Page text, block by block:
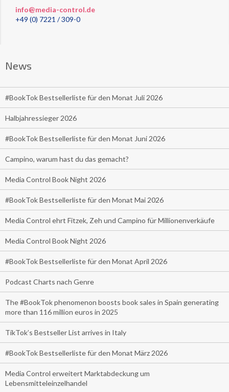
info@media-control.de
+49 (0) 7221 / 309-0
News
#BookTok Bestsellerliste für den Monat Juli 2026
Halbjahressieger 2026
#BookTok Bestsellerliste für den Monat Juni 2026
Campino, warum hast du das gemacht?
Media Control Book Night 2026
#BookTok Bestsellerliste für den Monat Mai 2026
Media Control ehrt Fitzek, Zeh und Campino für Millionenverkäufe
Media Control Book Night 2026
#BookTok Bestsellerliste für den Monat April 2026
Podcast Charts nach Genre
The #BookTok phenomenon boosts book sales in Spain generating
more than 116 million euros in 2025
TikTok’s Bestseller List arrives in Italy
#BookTok Bestsellerliste für den Monat März 2026
Media Control erweitert Marktabdeckung um
Lebensmitteleinzelhandel